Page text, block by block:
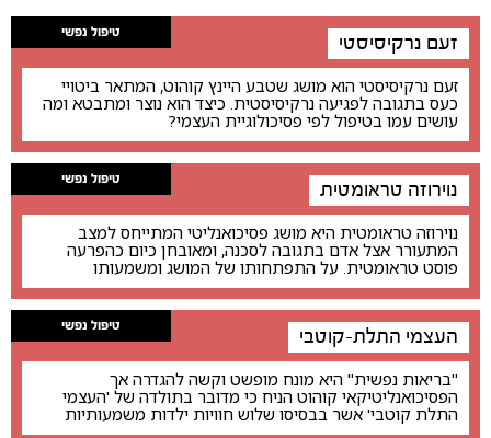
טיפול נפשי זעם נרקיסיסטי
זעם נרקיסיסטי הוא מושג שטבע היינץ קוהוט, המתאר ביטויי
כעס בתגובה לפגיעה נרקיסיסטית. כיצד הוא נוצר ומתבטא ומה
עושים עמו בטיפול לפי פסיכולוגיית העצמי?
טיפול נפשי נוירוזה טראומטית
נוירוזה טראומטית היא מושג פסיכואנליטי המתייחס למצב
המתעורר אצל אדם בתגובה לסכנה, ומאובחן כיום כהפרעה
פוסט טראומטית. על התפתחותו של המושג ומשמעותו
טיפול נפשי העצמי התלת-קוטבי
"בריאות נפשית" היא מונח מופשט וקשה להגדרה אך
הפסיכואנליטיקאי קוהוט הניח כי מדובר בתולדה של 'העצמי
התלת קוטבי' אשר בבסיסו שלוש חוויות ילדות משמעותיות